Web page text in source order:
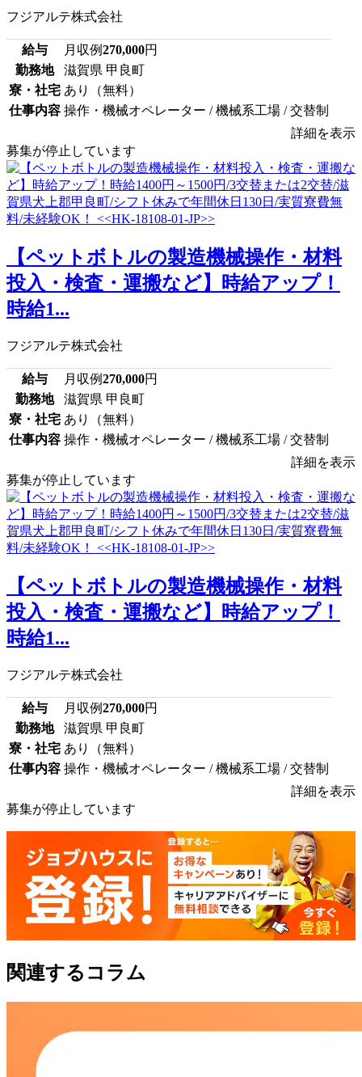
フジアルテ株式会社
給与 月収例270,000円
勤務地
滋賀県 甲良町
寮・社宅 あり（無料）
仕事内容 操作・機械オペレーター / 機械系工場 / 交替制
詳細を表示
募集が停止しています
【ペットボトルの製造機械操作・材料
投入・検査・運搬など】時給アップ！
時給1...
フジアルテ株式会社
給与 月収例270,000円
勤務地
滋賀県 甲良町
寮・社宅 あり（無料）
仕事内容 操作・機械オペレーター / 機械系工場 / 交替制
詳細を表示
募集が停止しています
【ペットボトルの製造機械操作・材料
投入・検査・運搬など】時給アップ！
時給1...
フジアルテ株式会社
給与 月収例270,000円
勤務地
滋賀県 甲良町
寮・社宅 あり（無料）
仕事内容 操作・機械オペレーター / 機械系工場 / 交替制
詳細を表示
募集が停止しています
関連するコラム